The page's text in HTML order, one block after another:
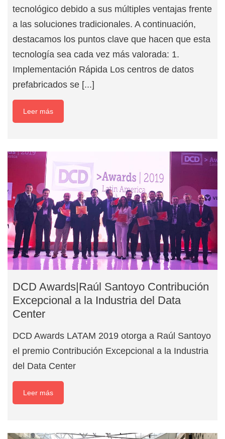
tecnológico debido a sus múltiples ventajas frente
a las soluciones tradicionales. A continuación,
destacamos los puntos clave que hacen que esta
tecnología sea cada vez más valorada: 1.
Implementación Rápida Los centros de datos
prefabricados se [...]
Leer más
DCD Awards|Raúl Santoyo Contribución
Excepcional a la Industria del Data
Center
DCD Awards LATAM 2019 otorga a Raúl Santoyo
el premio Contribución Excepcional a la Industria
del Data Center
Leer más